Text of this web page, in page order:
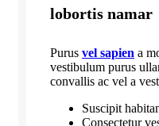
lobortis namar
Purus vel sapien a
vestibulum purus
convallis ac vel a
Suscipit
Consectetur